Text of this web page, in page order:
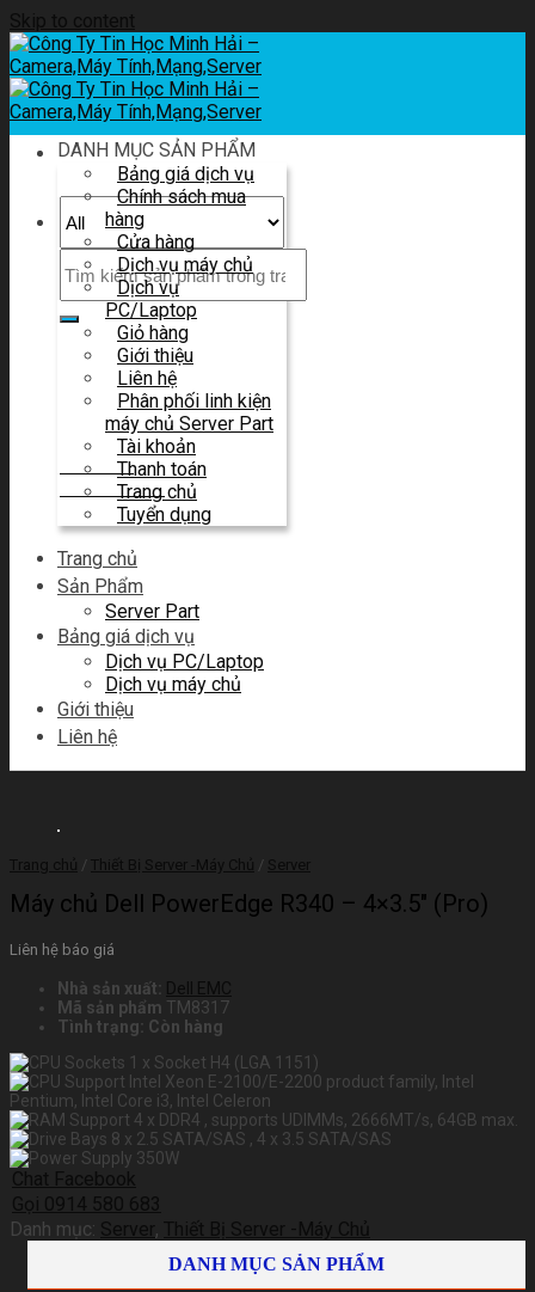
Skip to content
Liên hệ tư vấn
Và báo giá
HOTLINE
0914 580 683
DANH MỤC SẢN PHẨM
Bảng giá dịch vụ
Chính sách mua
hàng
Cửa hàng
Dịch vụ máy chủ
Dịch vụ
PC/Laptop
Giỏ hàng
Giới thiệu
Liên hệ
Phân phối linh kiện
máy chủ Server Part
Tài khoản
Thanh toán
Trang chủ
Tuyển dụng
Trang chủ
Sản Phẩm
Server Part
Bảng giá dịch vụ
Dịch vụ PC/Laptop
Dịch vụ máy chủ
Giới thiệu
Liên hệ
Trang chủ / Thiết Bị Server -Máy Chủ / Server
Máy chủ Dell PowerEdge R340 – 4×3.5″ (Pro)
Liên hệ báo giá
Nhà sản xuất: Dell EMC
Mã sản phẩm TM8317
Tình trạng: Còn hàng
1 x Socket H4 (LGA 1151)
Intel Xeon E-2100/E-2200 product family, Intel
Pentium, Intel Core i3, Intel Celeron
4 x DDR4 , supports UDIMMs, 2666MT/s, 64GB max.
8 x 2.5 SATA/SAS , 4 x 3.5 SATA/SAS
350W
Chat Facebook
Gọi 0914 580 683
Danh mục: Server , Thiết Bị Server -Máy Chủ
DANH MỤC SẢN PHẨM